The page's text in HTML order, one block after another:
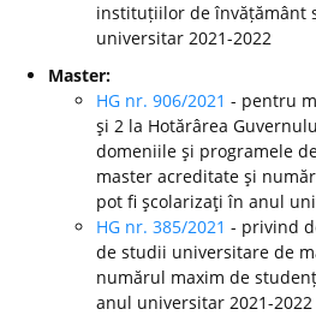
instituțiilor de învățământ
universitar 2021-2022
Master:
HG nr. 906/2021 - pentru
şi 2 la Hotărârea
domeniile şi programele
master acreditate şi
pot fi şcolarizaţi în anul
HG nr. 385/2021 - privind
de studii universitare de
numărul maxim de
anul universitar 2021-2022